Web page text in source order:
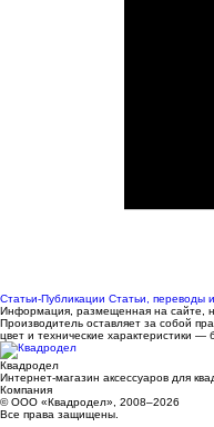
Статьи-Публикации Статьи, переводы
Информация, размещенная на сайте,
Производитель оставляет за собой
цвет и технические характеристики —
Квадродел
Интернет-магазин аксессуаров для
Компания
© ООО «Квадродел», 2008–2026
Все права защищены.